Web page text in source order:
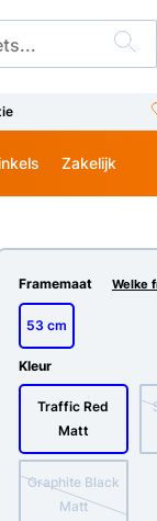
Zakelijk
Framemaat Welke
53 cm
Kleur
Traffic Red
Matt
Graphite Black
Matt